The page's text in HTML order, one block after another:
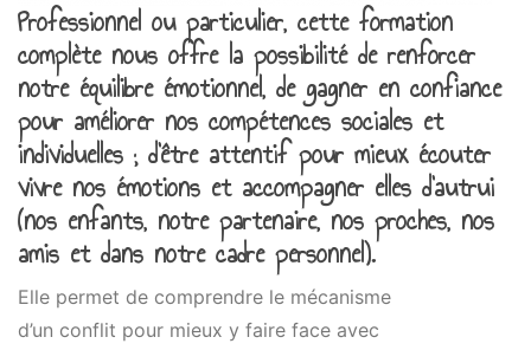
Professionnel ou particulier, cette formation
complète nous offre la possibilité de renforcer
notre équilibre émotionnel, de gagner en confiance
pour améliorer nos compétences sociales et
individuelles ; d’être attentif pour mieux écouter
vivre nos émotions et accompagner elles d’autrui
(nos enfants, notre partenaire, nos proches, nos
amis et dans notre cadre personnel).
Elle permet de comprendre le mécanisme
d’un conflit pour mieux y faire face avec